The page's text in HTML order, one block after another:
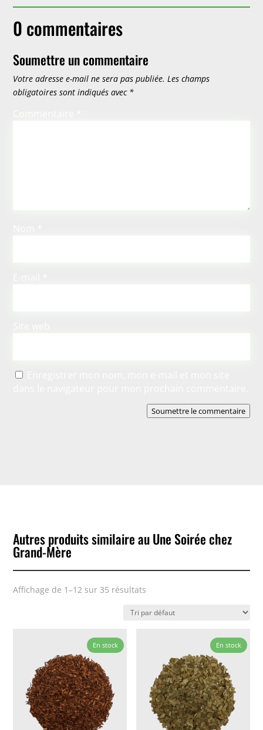
0 commentaires
Soumettre un commentaire
Votre adresse e-mail ne sera pas publiée. Les champs
obligatoires sont indiqués avec *
Soumettre le commentaire
Autres produits similaire au Une Soirée chez
Grand-Mère
Affichage de 1–12 sur 35 résultats
En stock En stock